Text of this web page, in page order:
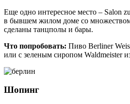
Еще одно интересное место – Salon
в бывшем жилом доме со
сделаны танцполы и бары.
Что попробовать: Пиво Berliner
или c зеленым сиропом Waldmeister
Шопинг